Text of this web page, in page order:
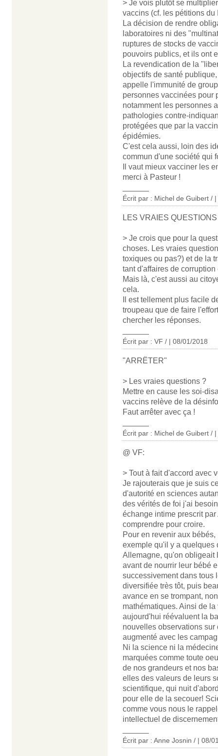
> Je vois plutôt se
vaccins (cf. les pétitions du
La décision de rendre
laboratoires ni des
ruptures de stocks de
pouvoirs publics, et ils ont
La revendication de la
objectifs de santé
appelle l'immunité de
personnes vaccinées pour
notamment les personnes
pathologies contre-
protégées que par la
épidémies.
C'est cela aussi, loin des
commun d'une société qui
Il vaut mieux vacciner les
merci à Pasteur !
Écrit par : Michel de Guibert /
LES VRAIES QUESTIONS
> Je crois que pour la
choses. Les vraies
toxiques ou pas?) et de la
tant d'affaires de corruption
Mais là, c'est aussi au
cela.
Il est tellement plus facile
troupeau que de faire
chercher les réponses.
Écrit par : VF / | 08/01/2018
"ARRËTER"
> Les vraies questions ?
Mettre en cause les soi-
vaccins relève de la
Faut arrêter avec ça !
Écrit par : Michel de Guibert /
@ VF:
> Tout à fait d'accord avec
Je rajouterais que je suis
d'autorité en sciences
des vérités de foi j'ai
échange intime prescrit
comprendre pour croire.
Pour en revenir aux
exemple qu'il y a quelques
Allemagne, qu'on obligeait
avant de nourrir leur bébé
successivement dans tous
diversifiée très tôt, puis
avance en se trompant,
mathématiques. Ainsi de
aujourd'hui réévaluent la
nouvelles observations
augmenté avec les
Ni la science ni la
marquées comme toute
de nos grandeurs et nos
elles des valeurs de leurs
scientifique, qui nuit
pour elle de la secouer!
comme vous nous le
intellectuel de
Écrit par : Anne Josnin / | 08/